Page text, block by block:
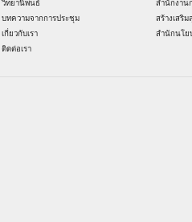
วิทยานิพนธ์
บทความจากการประชุม
เกี่ยวกับเรา
ติดต่อเรา
สำนักงาน
สร้างเสริ
สำนักนโย